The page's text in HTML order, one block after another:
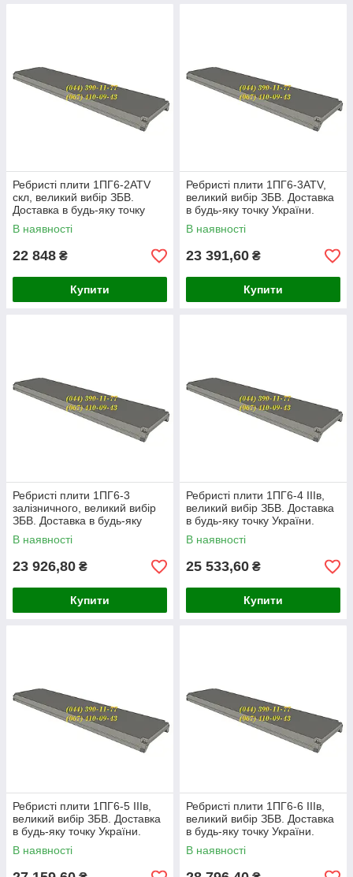
Ребристі плити 1ПГ6-2АТV
скл, великий вибір ЗБВ.
Доставка в будь-яку точку
України.
В наявності
22 848 ₴
Купити
Ребристі плити 1ПГ6-3АТV,
великий вибір ЗБВ. Доставка
в будь-яку точку України.
В наявності
23 391,60 ₴
Купити
Ребристі плити 1ПГ6-3
залізничного, великий вибір
ЗБВ. Доставка в будь-яку
точку України.
В наявності
23 926,80 ₴
Купити
Ребристі плити 1ПГ6-4 ІІІв,
великий вибір ЗБВ. Доставка
в будь-яку точку України.
В наявності
25 533,60 ₴
Купити
Ребристі плити 1ПГ6-5 ІІІв,
великий вибір ЗБВ. Доставка
в будь-яку точку України.
В наявності
Ребристі плити 1ПГ6-6 ІІІв,
великий вибір ЗБВ. Доставка
в будь-яку точку України.
В наявності